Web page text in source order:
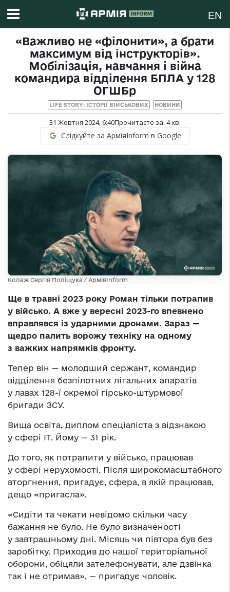
EN
«Важливо не «філонити», а брати
максимум від інструкторів».
Мобілізація, навчання і війна
командира відділення БПЛА у 128
ОГШБр
LIFE STORY: ІСТОРІЇ ВІЙСЬКОВИХ НОВИНИ
31 Жовтня 2024, 6:40Прочитаєте за: 4хв.
Слідкуйте за АрміяInform в Google
Колаж Сергія Поліщука / АрміяInform
Ще в травні 2023 року Роман тільки потрапив
у військо. А вже у вересні 2023-го впевнено
вправлявся із ударними дронами. Зараз —
щедро палить ворожу техніку на одному
з важких напрямків фронту.
Тепер він — молодший сержант, командир
відділення безпілотних літальних апаратів
у лавах 128-ї окремої гірсько-штурмової
бригади ЗСУ.
Вища освіта, диплом спеціаліста з відзнакою
у сфері ІТ. Йому — 31 рік.
До того, як потрапити у військо, працював
у сфері нерухомості. Після широкомасштабного
вторгнення, пригадує, сфера, в якій працював,
дещо «пригасла».
«Сидіти та чекати невідомо скільки часу
бажання не було. Не було визначеності
у завтрашньому дні. Місяць чи півтора був без
заробітку. Приходив до нашої територіальної
оборони, обіцяли зателефонувати, але дзвінка
так і не отримав», — пригадує чоловік.